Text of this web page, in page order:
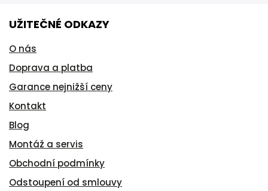
UŽITEČNÉ ODKAZY
O nás
Doprava a platba
Garance nejnižší ceny
Kontakt
Blog
Montáž a servis
Obchodní podmínky
Odstoupení od smlouvy